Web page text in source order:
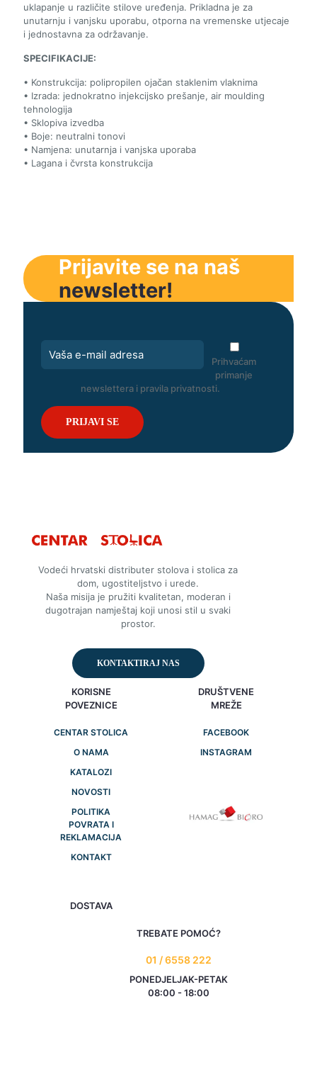
uklapanje u različite stilove uređenja. Prikladna je za
unutarnju i vanjsku uporabu, otporna na vremenske utjecaje
i jednostavna za održavanje.
SPECIFIKACIJE:
• Konstrukcija: polipropilen ojačan staklenim vlaknima
• Izrada: jednokratno injekcijsko prešanje, air moulding
tehnologija
• Sklopiva izvedba
• Boje: neutralni tonovi
• Namjena: unutarnja i vanjska uporaba
• Lagana i čvrsta konstrukcija
Prijavite se na naš
newsletter!
Prihvaćam
primanje
newslettera i pravila privatnosti.
Vodeći hrvatski distributer stolova i stolica za
dom, ugostiteljstvo i urede.
Naša misija je pružiti kvalitetan, moderan i
dugotrajan namještaj koji unosi stil u svaki
prostor.
KONTAKTIRAJ NAS
KORISNE
POVEZNICE
CENTAR STOLICA
O NAMA
KATALOZI
NOVOSTI
POLITIKA
POVRATA I
REKLAMACIJA
KONTAKT
DOSTAVA
DRUŠTVENE
MREŽE
FACEBOOK
INSTAGRAM
TREBATE POMOĆ?
01 / 6558 222
PONEDJELJAK-PETAK
08:00 - 18:00